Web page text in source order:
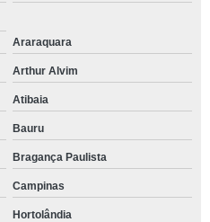
Araraquara
Arthur Alvim
Atibaia
Bauru
Bragança Paulista
Campinas
Hortolândia